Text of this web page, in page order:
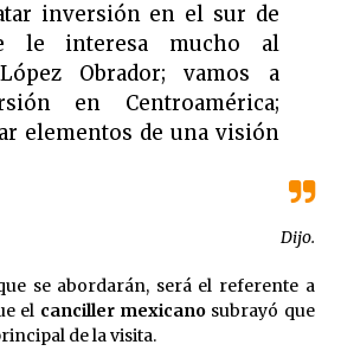
descarta reunión entre CNTE y
«ya dimos nuestras propuestas»
meses atrás
de EE.UU.: “vamos por los
atrás
inversión en el sur de
le interesa mucho al
Obrador; vamos a
en Centroamérica;
elementos de una visión
Dijo.
se abordarán, será el referente a
el canciller mexicanosubrayó que
de la visita.